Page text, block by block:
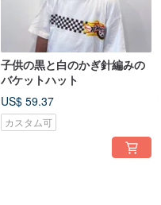
子供の黒と白のかぎ針編みの
バケットハット
US$ 59.37
カスタム可